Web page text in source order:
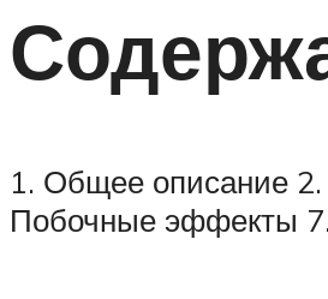
1. Общее описание 2.
Побочные эффекты